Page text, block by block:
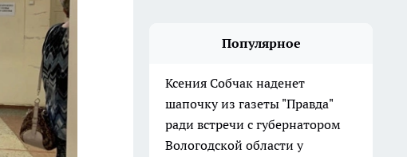
Популярное
Ксения Собчак наденет
шапочку из газеты "Правда"
ради встречи с губернатором
Вологодской области у